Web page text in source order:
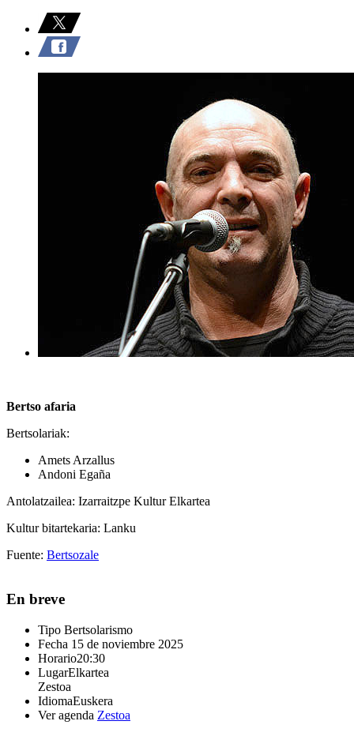
Bertso afaria
Bertsolariak:
Amets Arzallus
Andoni Egaña
Antolatzailea: Izarraitzpe Kultur Elkartea
Kultur bitartekaria: Lanku
Fuente: Bertsozale
En breve
Tipo Bertsolarismo
Fecha 15 de noviembre 2025
Horario20:30
LugarElkartea
Zestoa
IdiomaEuskera
Ver agenda Zestoa